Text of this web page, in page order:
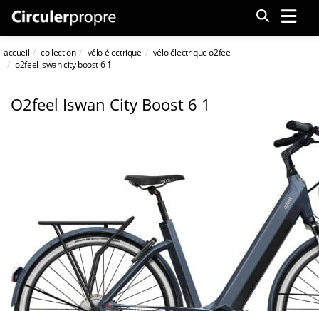
Menu
accueil collection vélo électrique
vélo électrique o2feel
o2feel iswan city boost 6 1
O2feel Iswan City Boost 6 1